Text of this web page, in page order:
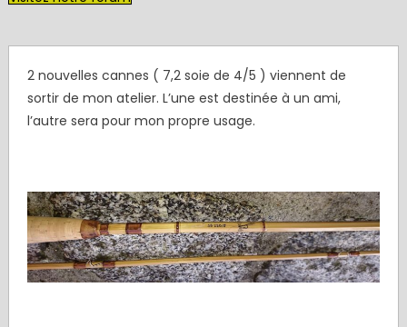
2 nouvelles cannes ( 7,2 soie de 4/5 ) viennent de
sortir de mon atelier. L’une est destinée à un ami,
l’autre sera pour mon propre usage.